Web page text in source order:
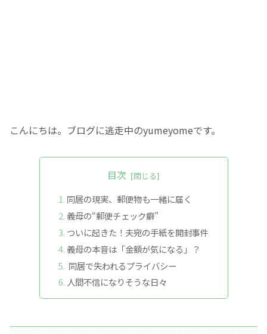
こんにちは。ブログに逃走中のyumeyomeです。
目次
同居の現実、郵便物も一緒に届く
義母の“郵便チェック癖”
ついに起きた！夫宛の手紙を開封事件
義母の本音は「金額が気になる」？
同居で失われるプライバシー
人間不信になりそうな日々